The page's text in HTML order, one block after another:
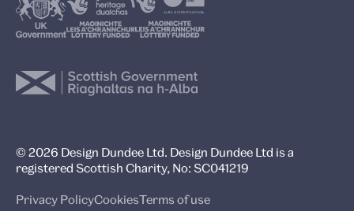
© 2026 Design Dundee Ltd. Design Dundee Ltd is a
registered Scottish Charity, No: SC041219
Privacy PolicyCookiesTerms of use